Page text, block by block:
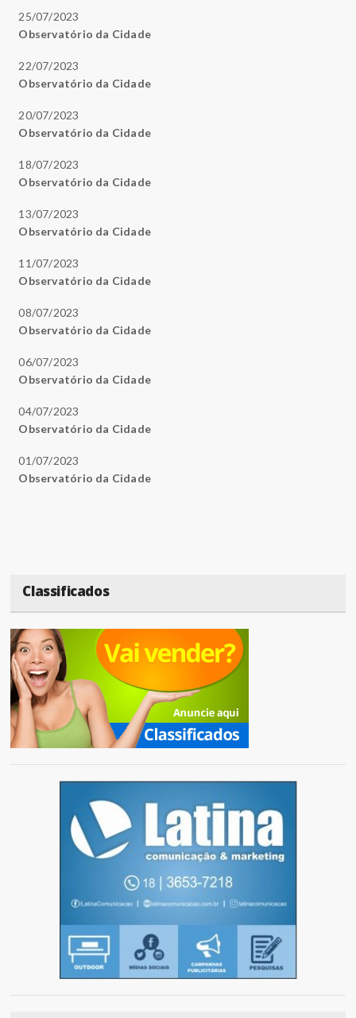
25/07/2023
Observatório da Cidade
22/07/2023
Observatório da Cidade
20/07/2023
Observatório da Cidade
18/07/2023
Observatório da Cidade
13/07/2023
Observatório da Cidade
11/07/2023
Observatório da Cidade
08/07/2023
Observatório da Cidade
06/07/2023
Observatório da Cidade
04/07/2023
Observatório da Cidade
01/07/2023
Observatório da Cidade
Classificados